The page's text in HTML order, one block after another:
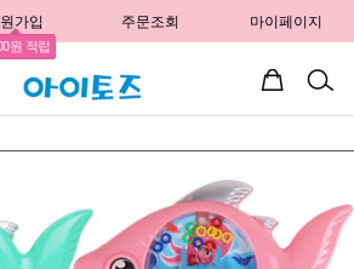
가입
원 적립
주문조회 마이페이지